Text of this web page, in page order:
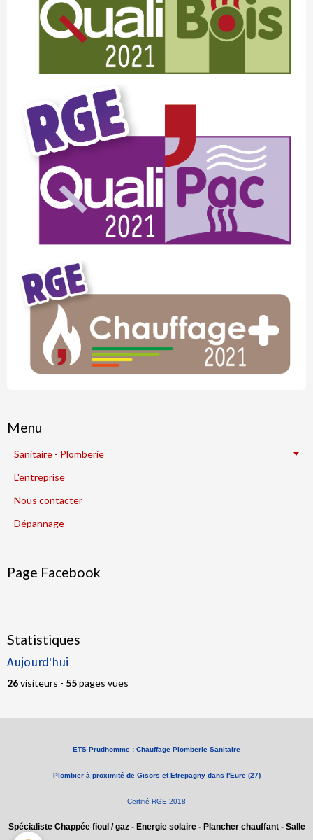
Menu
Sanitaire - Plomberie
L'entreprise
Nous contacter
Dépannage
Page Facebook
Statistiques
Aujourd'hui
26visiteurs - 55pages vues
ETS Prudhomme : Chauffage Plomberie Sanitaire
Plombier à proximité de Gisors et Etrepagny dans l'Eure (27)
Certifié RGE 2018
Spécialiste Chappée fioul / gaz - Energie solaire - Plancher chauffant - Salle